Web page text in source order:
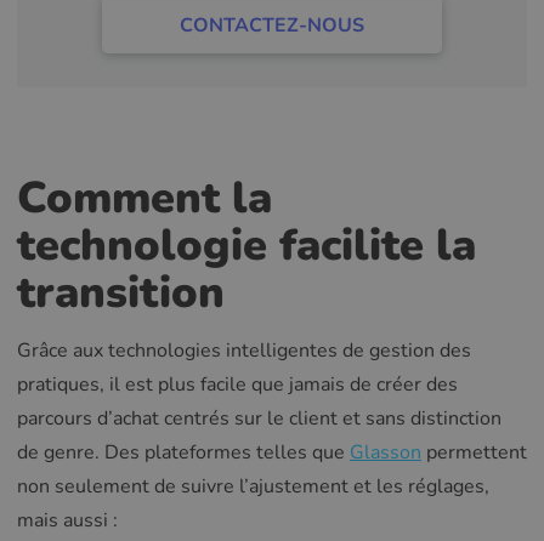
CONTACTEZ-NOUS
Comment la
technologie facilite la
transition
Grâce aux technologies intelligentes de gestion des
pratiques, il est plus facile que jamais de créer des
parcours d’achat centrés sur le client et sans distinction
de genre. Des plateformes telles que Glasson permettent
non seulement de suivre l’ajustement et les réglages,
mais aussi :